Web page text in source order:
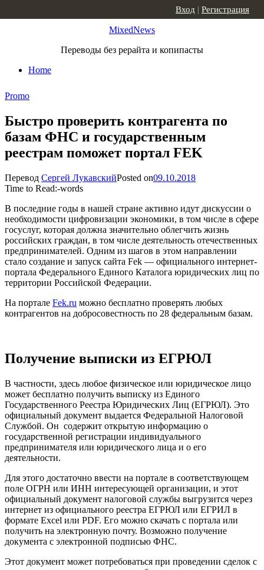
MixedNews
Переводы без рерайта и копипасты
Home
Вход | Регистрация
Promo
Быстро проверить контрагента по
базам ФНС и государственным
реестрам поможет портал FEK
Перевод Сергей ЛукавскийPosted on09.10.2018
Time to Read:-words
В последние годы в нашей стране активно идут дискуссии о
необходимости цифровизации экономики, в том числе в сфере
госуслуг, которая должна значительно облегчить жизнь
российских граждан, в том числе деятельность отечественных
предпринимателей. Одним из шагов в этом направлении
стало создание и запуск сайта Fek — официального интернет-
портала Федерального Единого Каталога юридических лиц по
территории Российской Федерации.
На портале Fek.ru можно бесплатно проверять любых
контрагентов на добросовестность по 28 федеральным базам.
Получение выписки из ЕГРЮЛ
В частности, здесь любое физическое или юридическое лицо
может бесплатно получить выписку из Единого
Государственного Реестра Юридических Лиц (ЕГРЮЛ). Это
официальный документ выдается Федеральной Налоговой
Службой. Он содержит открытую информацию о
государственной регистрации индивидуального
предпринимателя или юридического лица и о его
деятельности.
Для этого достаточно ввести на портале в соответствующем
поле ОГРН или ИНН интересующей организации, и этот
официальный документ налоговой службы выгрузится через
интернет из официального реестра ЕГРЮЛ или ЕГРИЛ в
формате Excel или PDF. Его можно скачать с портала или
получить на электронную почту. Возможно получение
документа с электронной подписью ФНС.
Этот документ может потребоваться при проведении сделок с